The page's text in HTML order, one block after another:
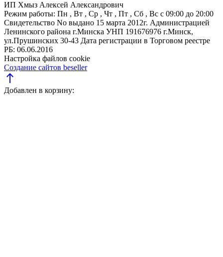
ИП Хмыз Алексей Александрович
Режим работы: Пн , Вт , Ср , Чт , Пт , Сб , Вс c 09:00 до 20:00
Свидетельство No выдано 15 марта 2012г. Администрацией
Ленинского района г.Минска УНП 191676976 г.Минск,
ул.Прушинских 30-43 Дата регистрации в Торговом реестре
РБ: 06.06.2016
Настройка файлов cookie
Создание сайтов beseller
north
Добавлен в корзину: